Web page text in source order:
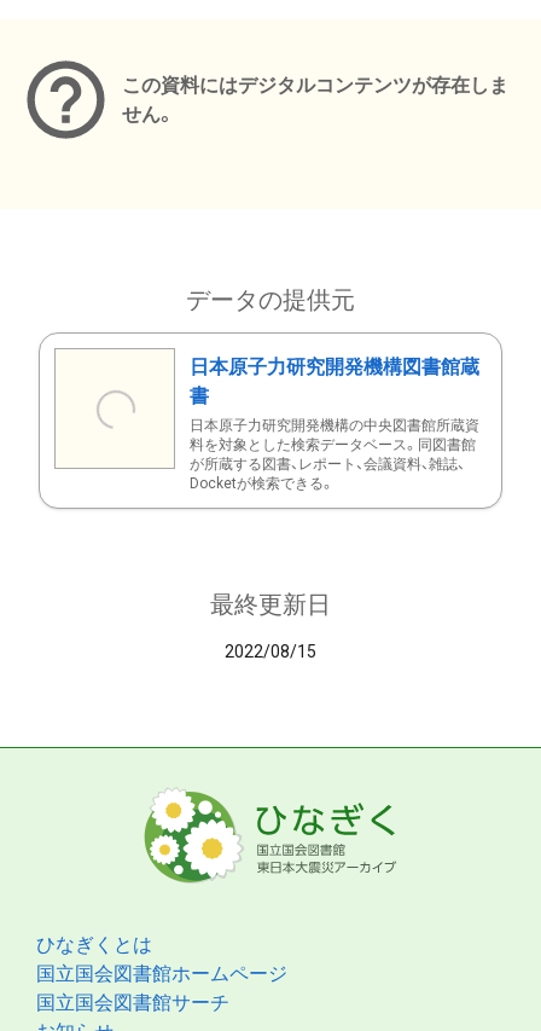
この資料にはデジタルコンテンツが存在しま
せん。
データの提供元
日本原子力研究開発機構図書館蔵
書
日本原子力研究開発機構の中央図書館所蔵資
料を対象とした検索データベース。同図書館
が所蔵する図書、レポート、会議資料、雑誌、
Docketが検索できる。
最終更新日
2022/08/15
ひなぎくとは
国立国会図書館ホームページ
国立国会図書館サーチ